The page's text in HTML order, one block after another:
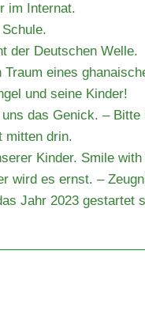
im Internat.
der Deutschen Welle.
eines
und seine Kinder!
das Genick. – Bitte
mitten drin.
Kinder. Smile
wird es ernst. –
Jahr 2023 gestartet